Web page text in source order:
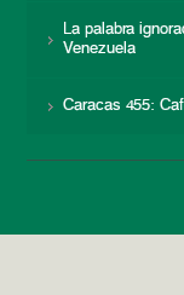
La palabra
Venezuela
Caracas 455: